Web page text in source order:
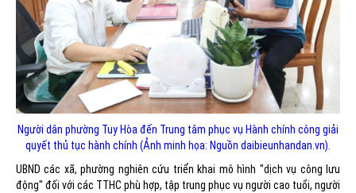
Người dân phường Tuy Hòa đến Trung tâm phục vụ Hành chính công giải
quyết thủ tục hành chính (Ảnh minh họa: Nguồn daibieunhandan.vn).
UBND các xã, phường nghiên cứu triển khai mô hình "dịch vụ công lưu
động" đối với các TTHC phù hợp, tập trung phục vụ người cao tuổi, người